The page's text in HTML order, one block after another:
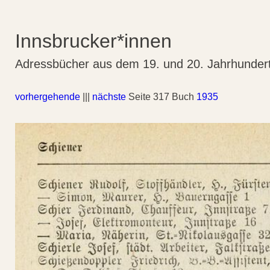
Innsbrucker*innen
Adressbücher aus dem 19. und 20.
vorhergehende nächste Seite 317 Buch 1935